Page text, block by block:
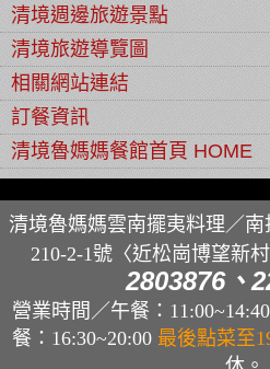
清境週邊旅遊景點
清境旅遊導覽圖
相關網站連結
訂餐資訊
清境魯媽媽餐館首頁 HOME
清境魯媽媽雲南擺夷料理／
210-2-1號〈近松崗博望新
2803876、
營業時間／午餐：11:00~14:40
餐：16:30~20:00 最後點菜至